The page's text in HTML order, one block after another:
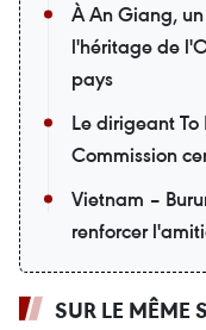
À An Giang,
l'héritage de
pays
Le dirigeant
Commission
Vietnam –
renforcer
SUR LE MÊME